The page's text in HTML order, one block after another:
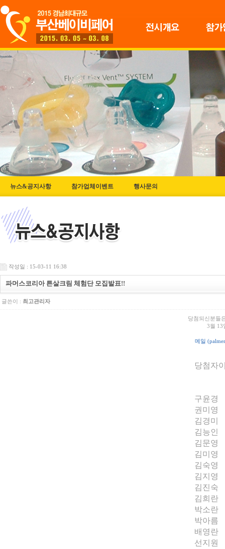
뉴스&공지사항 참가업체이벤트 행사문의
작성일 : 15-03-11 16:38
파머스코리아 튼살크림 체험단 모집발표!!
글쓴이 : 최고관리자
당첨되신분들
3월 13
메일 (
당첨자
구윤경
권미영
김경미
김능인
김문영
김미영
김숙영
김지영
김진숙
김희란
박소란
박아름
배영란
선지원